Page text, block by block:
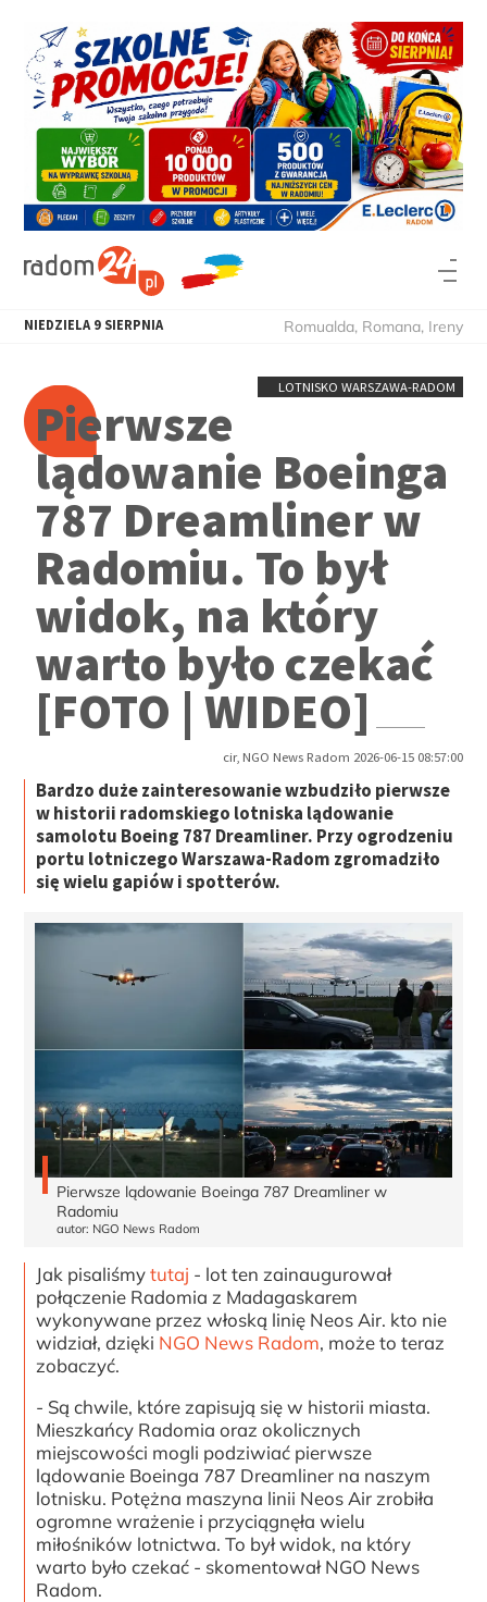
NIEDZIELA 9 SIERPNIA Romualda, Romana, Ireny
LOTNISKO WARSZAWA-RADOM
Pierwsze
lądowanie Boeinga
787 Dreamliner w
Radomiu. To był
widok, na który
warto było czekać
[FOTO | WIDEO]
cir, NGO News Radom 2026-06-15 08:57:00
Bardzo duże zainteresowanie wzbudziło pierwsze
w historii radomskiego lotniska lądowanie
samolotu Boeing 787 Dreamliner. Przy ogrodzeniu
portu lotniczego Warszawa-Radom zgromadziło
się wielu gapiów i spotterów.
Pierwsze lądowanie Boeinga 787 Dreamliner w
Radomiu
autor: NGO News Radom
Jak pisaliśmytutaj - lot ten zainaugurował
połączenie Radomia z Madagaskarem
wykonywane przez włoską linię Neos Air. kto nie
widział, dzięki NGO News Radom, może to teraz
zobaczyć.
- Są chwile, które zapisują się w historii miasta.
Mieszkańcy Radomia oraz okolicznych
miejscowości mogli podziwiać pierwsze
lądowanie Boeinga 787 Dreamliner na naszym
lotnisku. Potężna maszyna linii Neos Air zrobiła
ogromne wrażenie i przyciągnęła wielu
miłośników lotnictwa. To był widok, na który
warto było czekać - skomentował NGO News
Radom.